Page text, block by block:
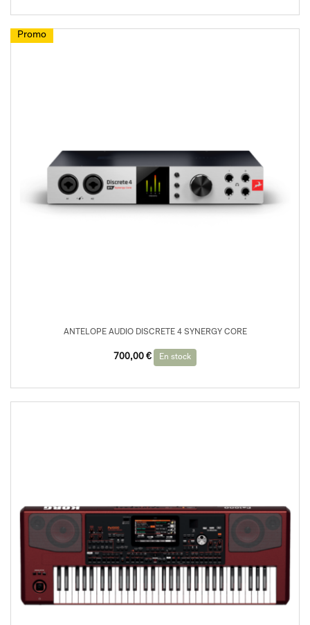
Promo
ANTELOPE AUDIO DISCRETE 4 SYNERGY CORE
Le
099,00 €.
700,00 €
Le
En stock